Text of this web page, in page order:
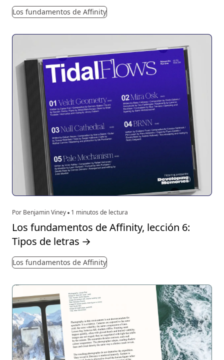
Los fundamentos de Affinity
Por Benjamin Viney 1 minutos de lectura
Los fundamentos de Affinity, lección 6:
Tipos de letras →
Los fundamentos de Affinity